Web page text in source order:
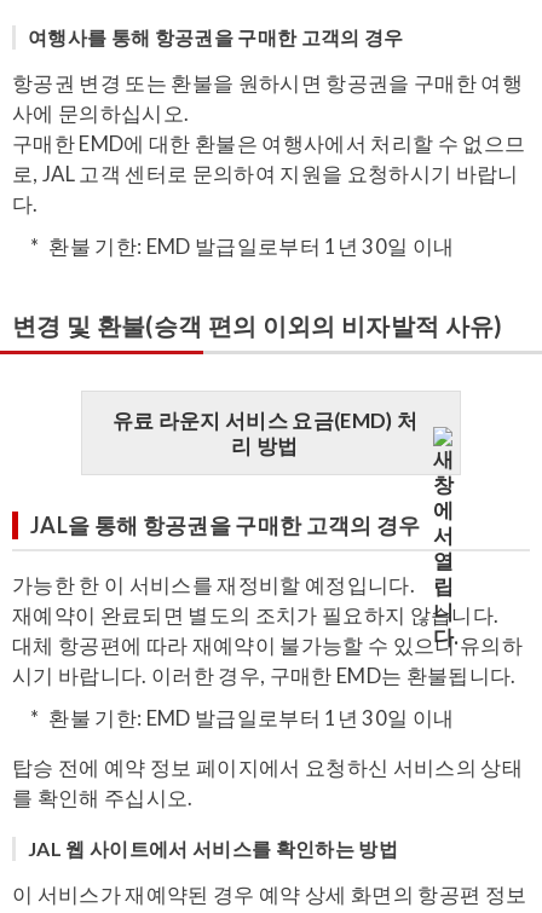
여행사를 통해 항공권을 구매한 고객의 경우
항공권 변경 또는 환불을 원하시면 항공권을 구매한 여행
사에 문의하십시오.
구매한 EMD에 대한 환불은 여행사에서 처리할 수 없으므
로, JAL 고객 센터로 문의하여 지원을 요청하시기 바랍니
다.
환불 기한: EMD 발급일로부터 1년 30일 이내
변경 및 환불(승객 편의 이외의 비자발적 사유)
유료 라운지 서비스 요금(EMD) 처
리 방법
JAL을 통해 항공권을 구매한 고객의 경우
가능한 한 이 서비스를 재정비할 예정입니다.
재예약이 완료되면 별도의 조치가 필요하지 않습니다.
대체 항공편에 따라 재예약이 불가능할 수 있으니 유의하
시기 바랍니다. 이러한 경우, 구매한 EMD는 환불됩니다.
환불 기한: EMD 발급일로부터 1년 30일 이내
탑승 전에 예약 정보 페이지에서 요청하신 서비스의 상태
를 확인해 주십시오.
JAL 웹 사이트에서 서비스를 확인하는 방법
이 서비스가 재예약된 경우 예약 상세 화면의 항공편 정보